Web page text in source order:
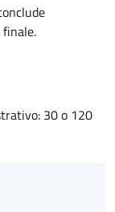
30 o 120